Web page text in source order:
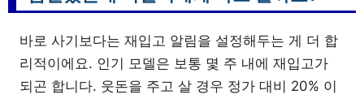
바로 사기보다는 재입고 알림을 설정해두는 게 더 합
리적이에요. 인기 모델은 보통 몇 주 내에 재입고가
되곤 합니다. 웃돈을 주고 살 경우 정가 대비 20% 이